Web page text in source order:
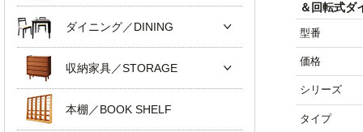
＆回転式ダ
型番
価格
シリーズ
タイプ
ダイニング／DINING
収納家具／STORAGE
本棚／BOOK SHELF